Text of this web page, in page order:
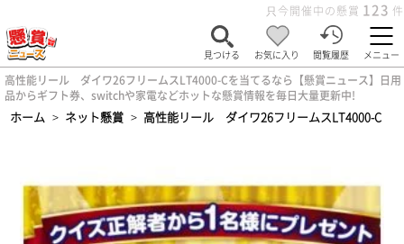
只今開催中の懸賞 123 件
見つける お気に入り 閲覧履歴 メニュー
高性能リール ダイワ26フリームスLT4000-Cを当てるなら【懸賞ニュース】日用
品からギフト券、switchや家電などホットな懸賞情報を毎日大量更新中!
ホーム > ネット懸賞 > 高性能リール ダイワ26フリームスLT4000-C